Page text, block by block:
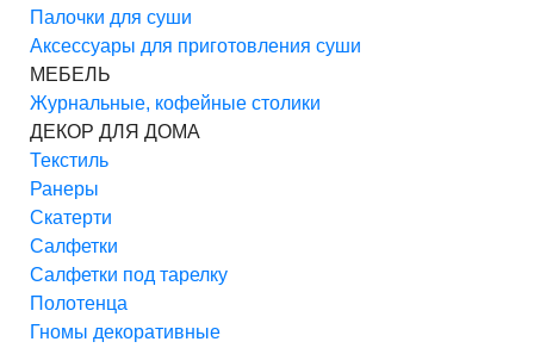
Палочки для суши
Аксессуары для приготовления суши
МЕБЕЛЬ
Журнальные, кофейные столики
ДЕКОР ДЛЯ ДОМА
Текстиль
Ранеры
Скатерти
Салфетки
Салфетки под тарелку
Полотенца
Гномы декоративные